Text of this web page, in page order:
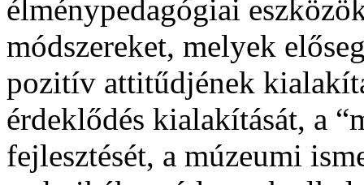
élménypedagógiai
módszereket, melyek
pozitív attitűdjének
érdeklődés kialakítását, a
fejlesztését, a múzeumi